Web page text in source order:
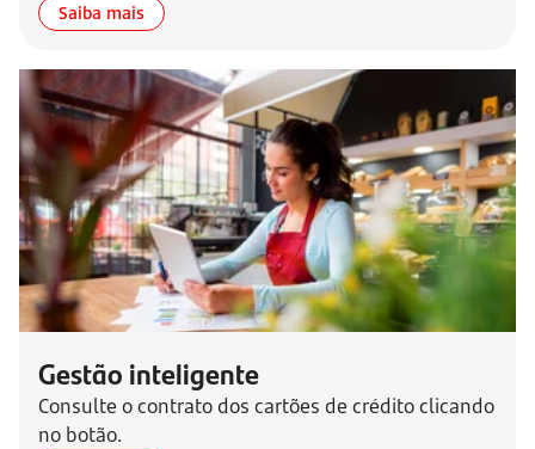
Saiba mais
Gestão inteligente
Consulte o contrato dos cartões de crédito clicando
no botão.